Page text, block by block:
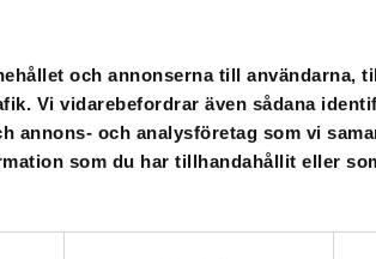
och annonserna till användarna,
Vi vidarebefordrar även sådana
och analysföretag som vi
som du har tillhandahållit eller
bekymmer med vattenleveransen i Forssjö.
under dagen.